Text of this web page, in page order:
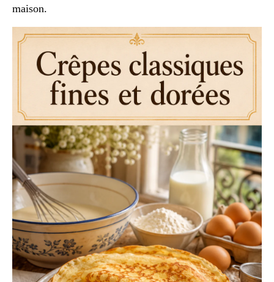
maison.